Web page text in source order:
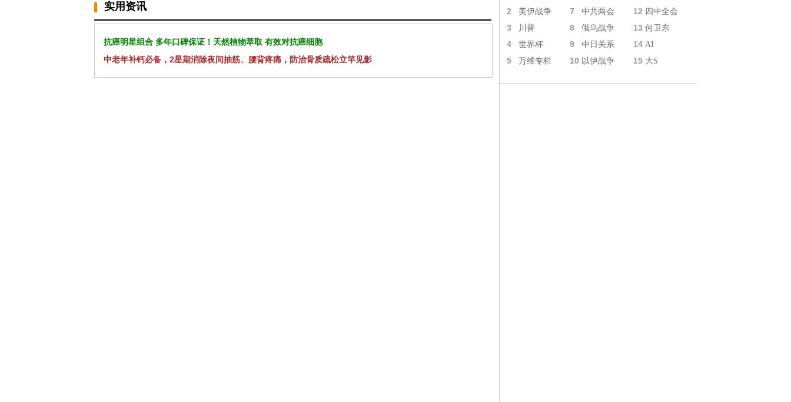
实用资讯
抗癌明星组合 多年口碑保证！天然植物萃取 有效对抗癌细胞
中老年补钙必备，2星期消除夜间抽筋、腰背疼痛，防治骨质疏松立竿见影
2 美伊战争 7 中共两会 12 四中全会
3 川普 8 俄乌战争 13 何卫东
4 世界杯 9 中日关系 14 AI
5 万维专栏 10 以伊战争 15 大S